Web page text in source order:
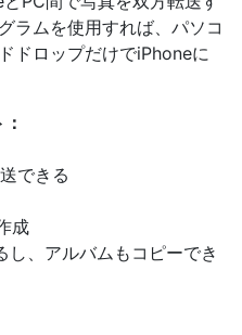
ラムを使用すれば、パソコ
ドロップだけでiPhoneに
できる
成
、アルバムもコピーでき